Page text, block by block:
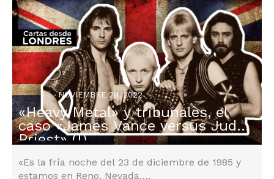
«Heavy Metal» y tribunales, el
caso «James Vance versus Judas
Priest» (I)
NOVIEMBRE 29, 2022
Derecho Inglés,No Category
«Es la fría noche del 23 de diciembre de 1985 y
estamos en Reno, Nevada….